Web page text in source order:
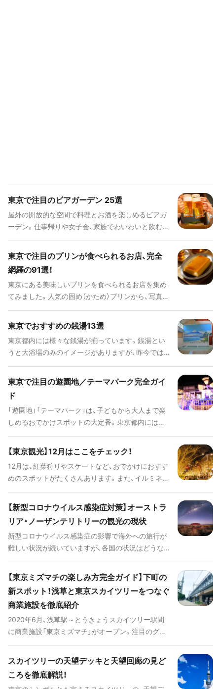
東京で注目のビアガーデン 25選
屋外の開放的な空間で料理とお酒を楽しめるビアガ
ーデン。仕事帰りや女子会、家族でわいわいと飲むビ
ったお店や天候を気にせず楽しめる屋内ビアガーデ
ン、おしゃれな雰囲気のお店もどんどん増えてきて
います。そこで今回は、Holiday編集部がおすすめス
ポットを厳選。ぜひ自分のスタイルにあったお店を
探してみてくださいね。
東京で注目のプリンが食べられるお店、完全
網羅の91選！
東京にある美味しいプリンを食べられるお店を集め
てみました。人気の固め（かため）プリンから、写真映
でバラエティ豊かなお店が91店！是非お気に入りの
一店を見つけてみてください。
東京でおすすめの銭湯13選
東京都内には様々な銭湯が揃っています。銭湯とい
うと大浴場のみのイメージがありますが、昨今では
設も増えています。さらに身体を休めるだけではな
く、お食事処や漫画コーナーで気分転換もできちゃ
います。十人十色の楽しみ方ができるおすすめの銭
湯を厳選してご紹介します！
東京で注目の遊園地／テーマパーク完全ガイ
ド
「遊園地」「テーマパーク」は、子どもから大人まで楽
しめるおでかけスポットの大定番。東京都内には絶
れずに楽しめる室内遊園地など様々なスポットが揃
っています。中でも都内で特に人気を集める遊園地
をエリア別でご紹介します。
【東京観光】12月はここをチェック！
12月は、紅葉狩りやスケートなど、おでかけにおすす
めのスポットがたくさんあります。また、イルミネー
楽しい思い出を作ってくださいね！
【新型コロナウイルス感染症対策】オーストラ
リア・ノーザンテリトリーの観光の現状
新型コロナウイルス感染症の影響で海外への旅行が
難しい状況が続いていますが、各国の状況はどうな
望も含めて観光局の方に聞いてみました。現地の雰
囲気を日本で味わえるスポットも教えていただいた
ので、三密に気をつけながら楽しみましょう（ホリデ
ー編集部） ※現地の状況は刻一刻と変わっているの
で、最新情報は公式サイトなどでご確認ください。 ※
今回の記事は国ではなく州の情報ですのでご注意く
【東京ミズマチの楽しみ方完全ガイド】下町の
新スポット！浅草と東京スカイツリーをつなぐ
商業施設を徹底紹介
2020年6月、浅草駅～とうきょうスカイツリー駅間
に商業施設「東京ミズマチ」がオープン。注目のグル
している「LATTEST SPORTS」などが立ち並びま
す。川辺の立地を活かした東京ミズマチの注目ポイ
ントやアクセス情報など、詳しく解説します。 # 東
スカイツリーの天望デッキと天望回廊の見ど
ころを徹底解説！